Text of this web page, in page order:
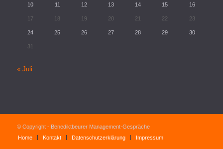
10 11 12 13 14 15 16
17 18 19 20 21 22 23
24 25 26 27 28 29 30
31
« Juli
© Copyright - Benediktbeurer Management-Gespräche
Home
Kontakt Datenschutzerklärung Impressum